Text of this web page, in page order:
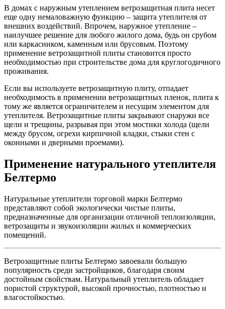
В домах с наружным утеплением ветрозащитная плита несет
еще одну немаловажную функцию – защита утеплителя от
внешних воздействий. Впрочем, наружное утепление –
наилучшее решение для любого жилого дома, будь он срубом
или каркасником, каменным или брусовым. Поэтому
применение ветрозащитной плиты становится просто
необходимостью при строительстве дома для круглогодичного
проживания.
Если вы используете ветрозащитную плиту, отпадает
необходимость в применении ветрозащитных пленок, плита к
тому же является ограничителем и несущим элементом для
утеплителя. Ветрозащитные плиты закрывают снаружи все
щели и трещины, разрывая при этом мостики холода (щели
между брусом, огрехи кирпичной кладки, стыки стен с
оконными и дверными проемами).
Применение натурального утеплителя
Белтермо
Натуральные утеплители торговой марки Белтермо
представляют собой экологически чистые плиты,
предназначенные для организации отличной теплоизоляции,
ветрозащиты и звукоизоляции жилых и коммерческих
помещений.
Ветрозащитные плиты Белтермо завоевали большую
популярность среди застройщиков, благодаря своим
достойным свойствам. Натуральный утеплитель обладает
пористой структурой, высокой прочностью, плотностью и
влагостойкостью.